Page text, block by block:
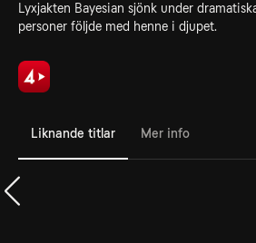
Lyxjakten Bayesian sjönk under
personer följde med henne i djupet.
Liknande titlar Mer info